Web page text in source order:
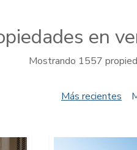
en
Mostrando 1557
Más recientes